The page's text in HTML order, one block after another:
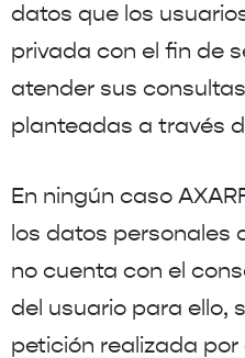
datos que los
privada con el fin de
atender sus
planteadas a través
En ningún caso
los datos personales
no cuenta con el
del usuario para ello,
petición realizada